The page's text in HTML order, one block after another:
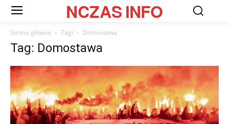
NCZASINFO
Strona główna Tagi Domostawa
Tag: Domostawa